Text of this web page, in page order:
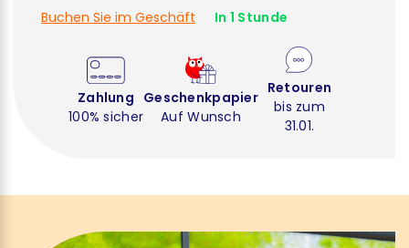
Buchen Sie im Geschäft
In 1 Stunde
Zahlung
100% sicher
Geschenkpapier
Auf Wunsch
Retouren
bis zum
31.01.